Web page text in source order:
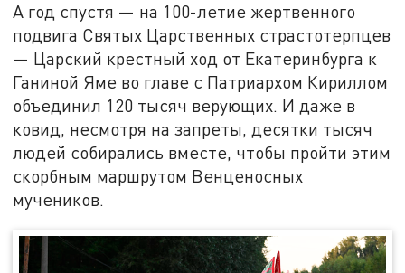
А год спустя — на 100-летие жертвенного
подвига Святых Царственных страстотерпцев
— Царский крестный ход от Екатеринбурга к
Ганиной Яме во главе с Патриархом Кириллом
объединил 120 тысяч верующих. И даже в
ковид, несмотря на запреты, десятки тысяч
людей собирались вместе, чтобы пройти этим
скорбным маршрутом Венценосных
мучеников.